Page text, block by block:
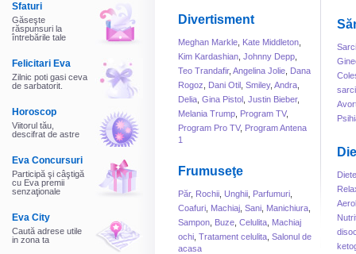
Sfaturi
Găseşte
răspunsuri la
întrebările tale
Felicitari Eva
Zilnic poti gasi ceva
de sarbatorit.
Horoscop
Viitorul tău,
descifrat de astre
Eva Concursuri
Participă şi câştigă
cu Eva premii
senzaţionale
Eva City
Caută adrese utile
in zona ta
Divertisment
Meghan Markle Kate Middleton
Kim Kardashian Johnny Depp
Teo Trandafir, Angelina Jolie Dana
Rogoz
Dani Otil Smiley, Andra
Delia Gina Pistol Justin Bieber,
Melania Trump Program TV,
Program Pro TV, Program Antena
1
Frumuseţe
Păr, Rochii Unghii Parfumuri
Coafuri Machiaj Sani Manichiura
Sampon Buze Celulita Machiaj
ochi Tratament celulita Salonul de
acasa
Diete